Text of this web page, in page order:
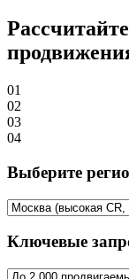
01
02
03
04
Выберите
Ключевые